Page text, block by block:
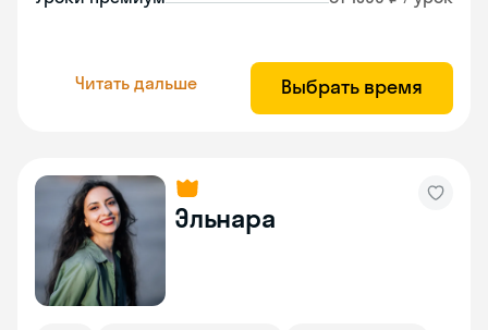
Читать дальше Выбрать время
Эльнара